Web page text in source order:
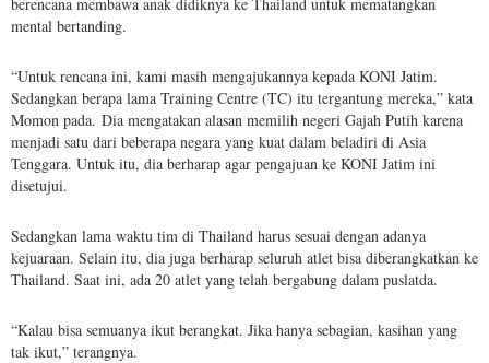
mental bertanding.
“Untuk rencana ini, kami masih mengajukannya kepada KONI Jatim.
Sedangkan berapa lama Training Centre (TC) itu tergantung mereka,” kata
Momon pada. Dia mengatakan alasan memilih negeri Gajah Putih karena
menjadi satu dari beberapa negara yang kuat dalam beladiri di Asia
Tenggara. Untuk itu, dia berharap agar pengajuan ke KONI Jatim ini
disetujui.
Sedangkan lama waktu tim di Thailand harus sesuai dengan adanya
kejuaraan. Selain itu, dia juga berharap seluruh atlet bisa diberangkatkan ke
Thailand. Saat ini, ada 20 atlet yang telah bergabung dalam puslatda.
“Kalau bisa semuanya ikut berangkat. Jika hanya sebagian, kasihan yang
tak ikut,” terangnya.